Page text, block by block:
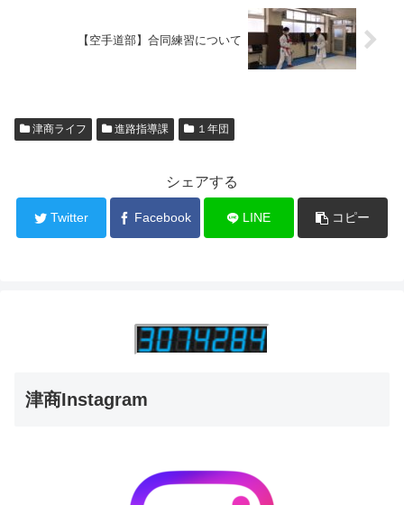
【空手道部】合同練習について
津商ライフ 進路指導課 １年団
シェアする
Twitter Facebook LINE コピー
津商Instagram